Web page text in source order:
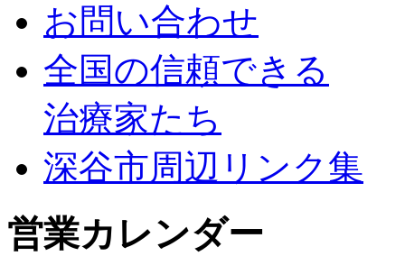
お問い合わせ
全国の信頼できる
治療家たち
深谷市周辺リンク集
営業カレンダー